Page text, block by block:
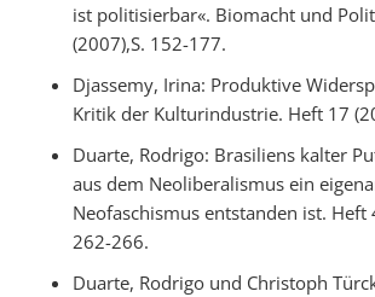
ist politisierbar«. Biomacht und
(2007),S. 152-177.
Djassemy, Irina: Produktive
Kritik der Kulturindustrie. Heft 17
Duarte, Rodrigo: Brasiliens kalter
aus dem Neoliberalismus ein
Neofaschismus entstanden ist. Heft
262-266.
Duarte, Rodrigo und Christoph